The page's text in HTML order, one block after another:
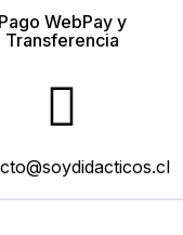
Pago WebPay y
Transferencia